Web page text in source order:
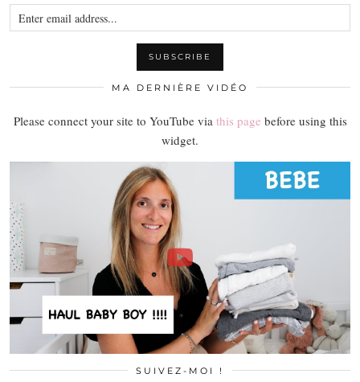
MA DERNIÈRE VIDÉO
Please connect your site to YouTube via this page before using this
widget.
SUIVEZ-MOI !